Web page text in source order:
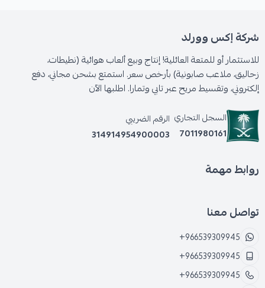
شركة إكس وورلد
للاستثمار أو للمتعة العائلية! إنتاج وبيع ألعاب هوائية (نطيطات،
زحاليق، ملاعب صابونية) بأرخص سعر. استمتع بشحن مجاني، دفع
إلكتروني، وتقسيط مريح عبر تابي وتمارا. اطلبها الآن
السجل التجاري
7011980161
الرقم الضريبي
314914954900003
روابط مهمة
تواصل معنا
+966539309945
+966539309945
+966539309945